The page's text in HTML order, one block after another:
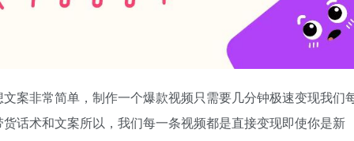
案非常简单，制作一个爆款视频只需要几分钟极速变现我们
话术和文案所以，我们每一条视频都是直接变现即使你是新